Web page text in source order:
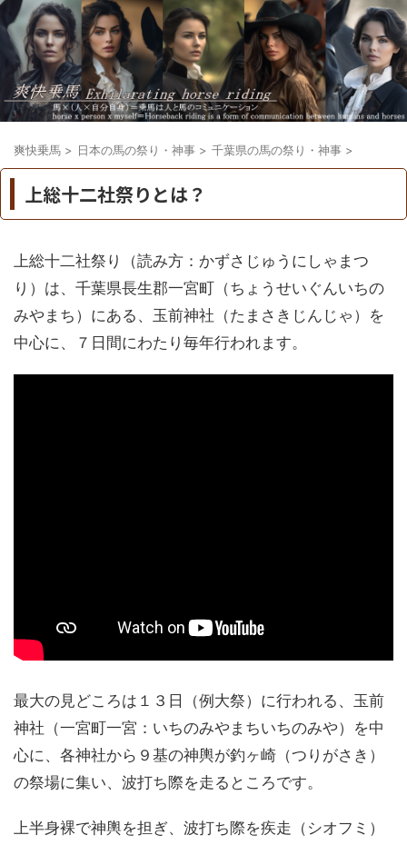
爽快乗馬 > 日本の馬の祭り・神事 > 千葉県の馬の祭り・神事 >
上総十二社祭りとは？
上総十二社祭り（読み方：かずさじゅうにしゃまつ
り）は、千葉県長生郡一宮町（ちょうせいぐんいちの
みやまち）にある、玉前神社（たまさきじんじゃ）を
中心に、７日間にわたり毎年行われます。
最大の見どころは１３日（例大祭）に行われる、玉前
神社（一宮町一宮：いちのみやまちいちのみや）を中
心に、各神社から９基の神輿が釣ヶ崎（つりがさき）
の祭場に集い、波打ち際を走るところです。
上半身裸で神輿を担ぎ、波打ち際を疾走（シオフミ）